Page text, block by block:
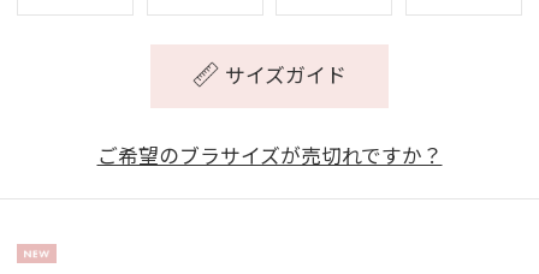
サイズガイド
ご希望のブラサイズが売切れですか？